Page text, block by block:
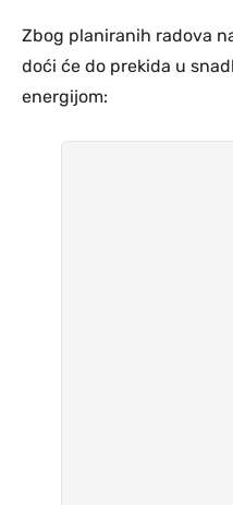
Zbog planiranih radova
doći će do prekida u
energijom: